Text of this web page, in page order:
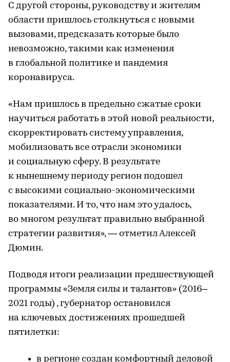
С другой стороны, руководству и жителям
области пришлось столкнуться с новыми
вызовами, предсказать которые было
невозможно, такими как изменения
в глобальной политике и пандемия
коронавируса.
«Нам пришлось в предельно сжатые сроки
научиться работать в этой новой реальности,
скорректировать систему управления,
мобилизовать все отрасли экономики
и социальную сферу. В результате
к нынешнему периоду регион подошел
с высокими социально-экономическими
показателями. И то, что нам это удалось,
во многом результат правильно выбранной
стратегии развития», — отметил Алексей
Дюмин.
Подводя итоги реализации предшествующей
программы «Земля силы и талантов» (2016–
2021 годы) , губернатор остановился
на ключевых достижениях прошедшей
пятилетки:
в регионе создан комфортный деловой